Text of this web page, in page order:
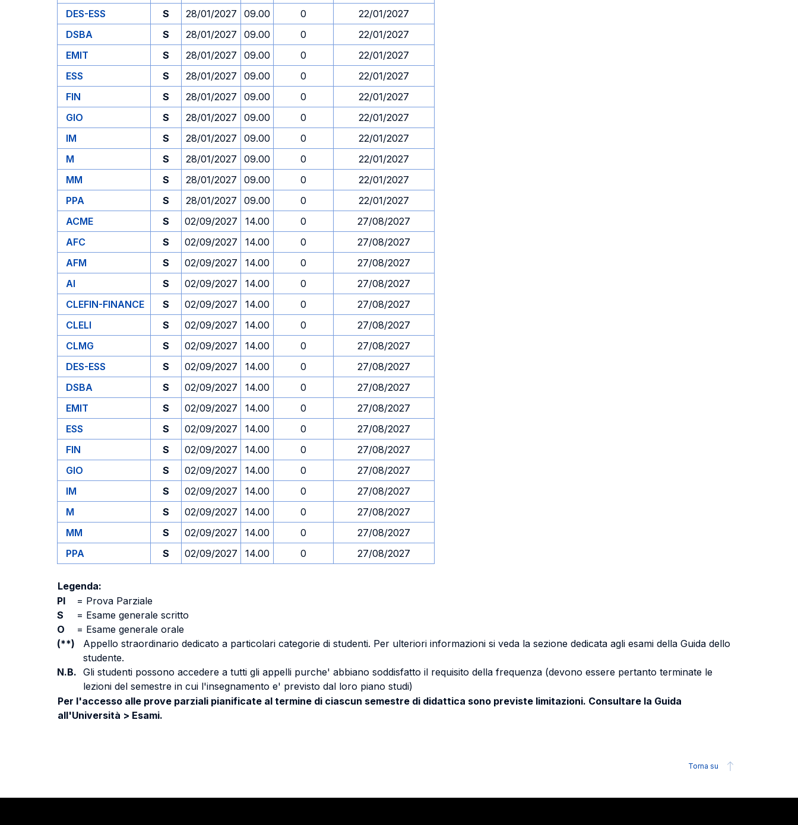
DES-ESS
S 28/01/2027 09.00 0
22/01/2027
DSBA
S 28/01/2027 09.00 0
22/01/2027
EMIT
S 28/01/2027 09.00 0
22/01/2027
ESS
S 28/01/2027 09.00 0
22/01/2027
FIN
S 28/01/2027 09.00 0
22/01/2027
GIO
S 28/01/2027 09.00 0
22/01/2027
IM
S 28/01/2027 09.00 0
22/01/2027
M
S 28/01/2027 09.00 0
22/01/2027
MM
S 28/01/2027 09.00 0
22/01/2027
PPA
S 28/01/2027 09.00 0
22/01/2027
ACME
S 02/09/2027 14.00 0
27/08/2027
AFC
S 02/09/2027 14.00 0
27/08/2027
AFM
S 02/09/2027 14.00 0
27/08/2027
AI
S 02/09/2027 14.00 0
27/08/2027
CLEFIN-FINANCE
S 02/09/2027 14.00 0
27/08/2027
CLELI
S 02/09/2027 14.00 0
27/08/2027
CLMG
S 02/09/2027 14.00 0
27/08/2027
DES-ESS
S 02/09/2027 14.00 0
27/08/2027
DSBA
S 02/09/2027 14.00 0
27/08/2027
EMIT
S 02/09/2027 14.00 0
27/08/2027
ESS
S 02/09/2027 14.00 0
27/08/2027
FIN
S 02/09/2027 14.00 0
27/08/2027
GIO
S 02/09/2027 14.00 0
27/08/2027
IM
S 02/09/2027 14.00 0
27/08/2027
M
S 02/09/2027 14.00 0
27/08/2027
MM
S 02/09/2027 14.00 0
27/08/2027
PPA
S 02/09/2027 14.00 0 27/08/2027
Legenda:
PI
= Prova Parziale
S
= Esame generale scritto
O
= Esame generale orale
(**)
Appello straordinario dedicato a particolari categorie di studenti. Per ulteriori informazioni si veda la sezione dedicata agli esami della Guida dello
studente.
N.B. Gli studenti possono accedere a tutti gli appelli purche' abbiano soddisfatto il requisito della frequenza (devono essere pertanto terminate le
lezioni del semestre in cui l'insegnamento e' previsto dal loro piano studi)
Per l'accesso alle prove parziali pianificate al termine di ciascun semestre di didattica sono previste limitazioni. Consultare la Guida
all'Università > Esami.
Torna su